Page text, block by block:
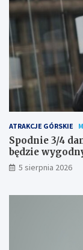
ATRAKCJE GÓRSKIE
Spodnie 3/4
będzie
5 sierpnia 2026